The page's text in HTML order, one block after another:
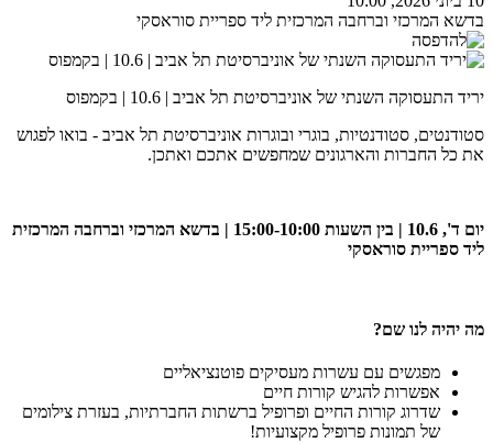
בדשא המרכזי וברחבה המרכזית ליד ספריית סוראסקי
יריד התעסוקה השנתי של אוניברסיטת תל אביב | 10.6 | בקמפוס
סטודנטים, סטודנטיות, בוגרי ובוגרות אוניברסיטת תל אביב - בואו לפגוש
את כל החברות והארגונים שמחפשים אתכם ואתכן.
יום ד', 10.6 | בין השעות 15:00-10:00 | בדשא המרכזי וברחבה המרכזית
ליד ספריית סוראסקי
מה יהיה לנו שם?
מפגשים עם עשרות מעסיקים פוטנציאליים
אפשרות להגיש קורות חיים
שדרוג קורות החיים ופרופיל ברשתות החברתיות, בעזרת צילומים
של תמונות פרופיל מקצועיות!